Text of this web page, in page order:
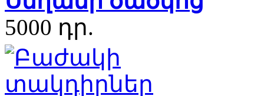
5000 դր.